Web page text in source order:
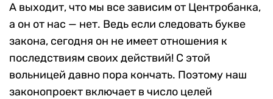
А выходит, что мы все зависим от Центробанка,
а он от нас — нет. Ведь если следовать букве
закона, сегодня он не имеет отношения к
последствиям своих действий! С этой
вольницей давно пора кончать. Поэтому наш
законопроект включает в число целей